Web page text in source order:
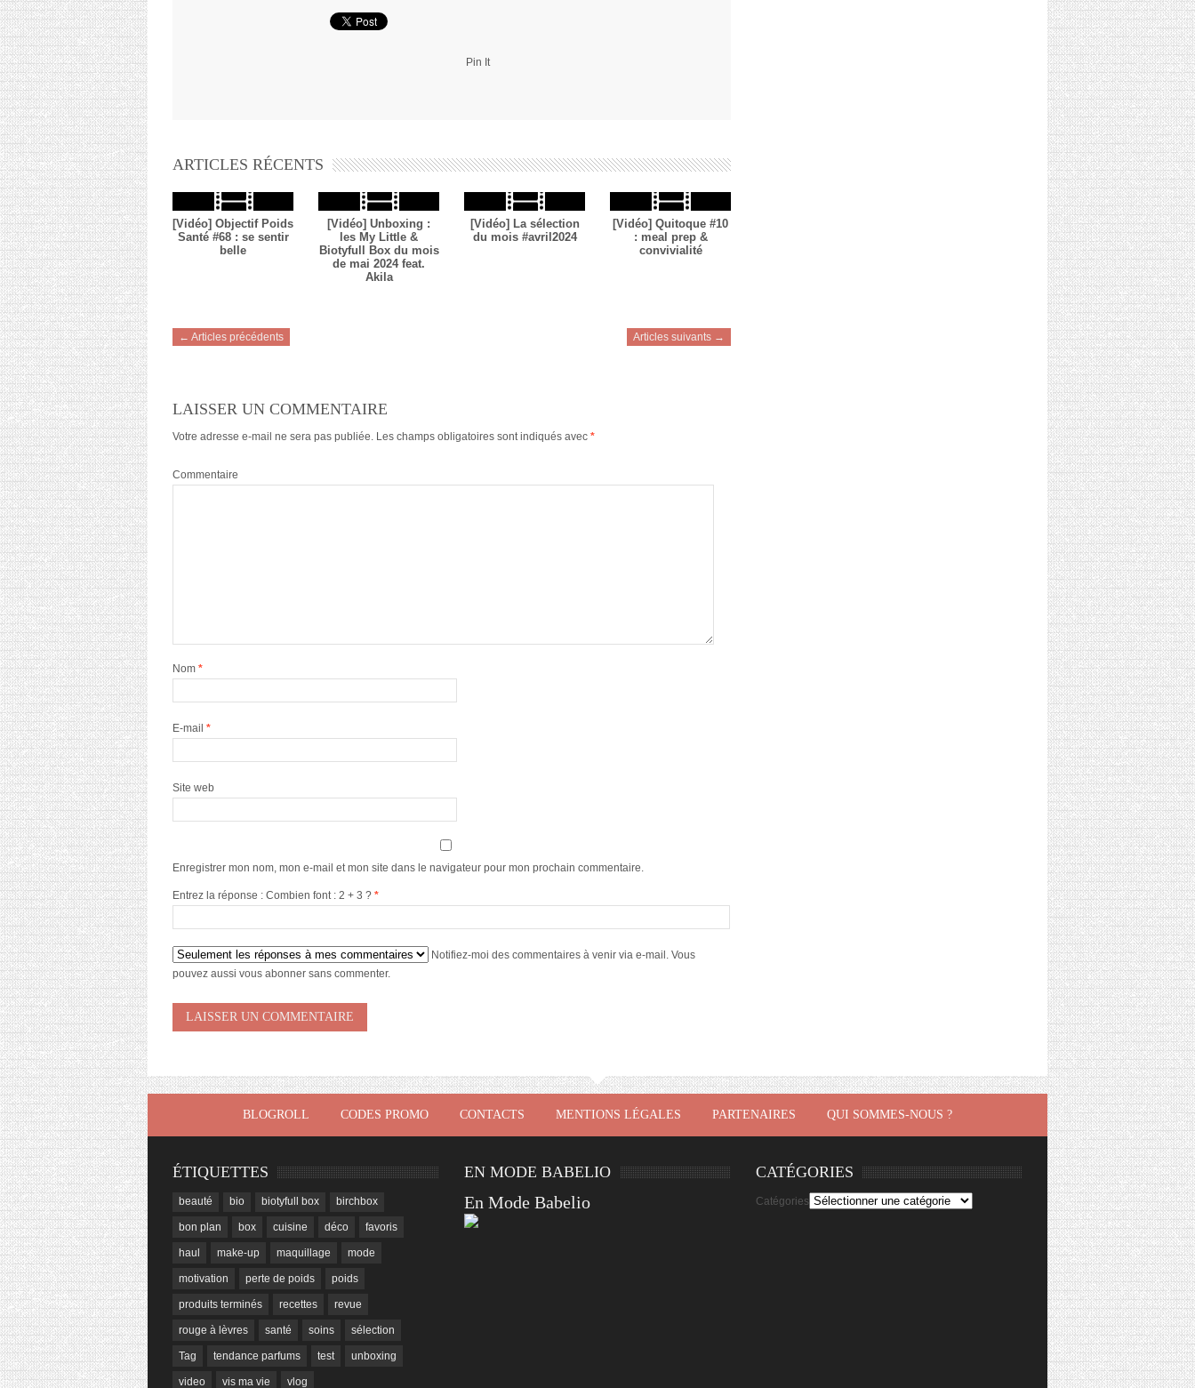
Pin It
ARTICLES RÉCENTS
[Vidéo] Objectif Poids
Santé #68 : se sentir
belle
[Vidéo] Unboxing :
les My Little &
Biotyfull Box du mois
de mai 2024 feat.
Akila
[Vidéo] La sélection
du mois #avril2024
[Vidéo] Quitoque #10
: meal prep &
convivialité
← Articles précédents Articles suivants →
LAISSER UN COMMENTAIRE
Votre adresse e-mail ne sera pas publiée. Les champs obligatoires sont indiqués avec *
Commentaire
Nom *
E-mail *
Site web
Enregistrer mon nom, mon e-mail et mon site dans le navigateur pour mon prochain commentaire.
Entrez la réponse : Combien font : 2 + 3 ? *
Notifiez-moi des commentaires à venir via e-mail. Vous
pouvez aussi vous abonner sans commenter.
BLOGROLL CODES PROMO CONTACTS MENTIONS LÉGALES PARTENAIRES QUI SOMMES-NOUS ?
ÉTIQUETTES
beauté bio biotyfull box birchbox
bon plan box cuisine déco favoris
haul make-up maquillage mode
motivation perte de poids poids
produits terminés recettes revue
rouge à lèvres santé soins sélection
Tag tendance parfums test unboxing
video vis ma vie vlog
EN MODE BABELIO
En Mode Babelio
CATÉGORIES
Catégories